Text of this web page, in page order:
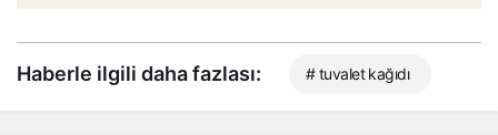
Haberle ilgili daha fazlası: # tuvalet kağıdı